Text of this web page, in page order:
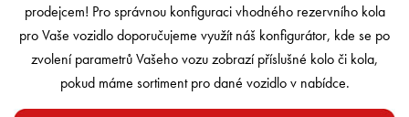
prodejcem! Pro správnou konfiguraci vhodného rezervního kola
pro Vaše vozidlo doporučujeme využít náš konfigurátor, kde se po
zvolení parametrů Vašeho vozu zobrazí příslušné kolo či kola,
pokud máme sortiment pro dané vozidlo v nabídce.